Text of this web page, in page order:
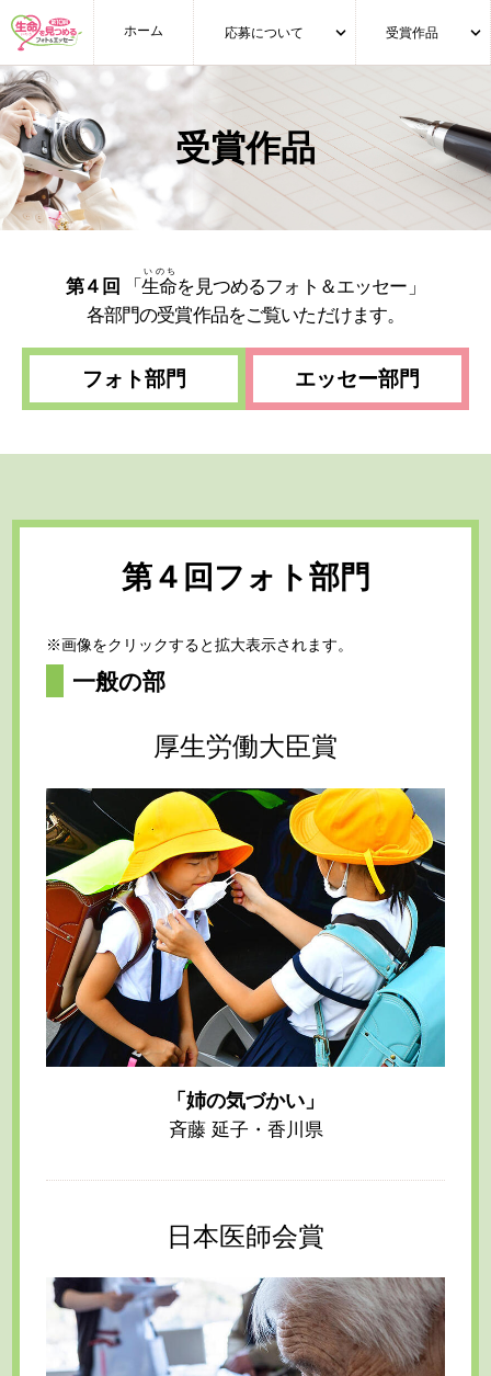
ホーム 応募について 受賞作品
受賞作品
第４回 「生命
いのち
を見つめるフォト＆エッセー」
各部門の受賞作品をご覧いただけます。
フォト部門 エッセー部門
第４回フォト部門
※画像をクリックすると拡大表示されます。
一般の部
厚生労働大臣賞
「姉の気づかい」
斉藤 延子・香川県
日本医師会賞